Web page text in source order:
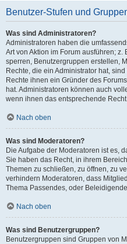
Benutzer-Stufen und
Was sind Administratoren?
Administratoren haben die
Art von Aktion im Forum ausführen;
sperren, Benutzergruppen erstellen,
Rechte, die ein Administrator hat,
Rechte ihnen ein Gründer des
hat. Administratoren können auch
wenn ihnen das entsprechende
Nach oben
Was sind Moderatoren?
Die Aufgabe der Moderatoren ist es,
Sie haben das Recht, in ihrem
Themen zu schließen, zu öffnen, zu
verhindern Moderatoren, dass
Thema Passendes, oder
Nach oben
Was sind Benutzergruppen?
Benutzergruppen sind Gruppen von